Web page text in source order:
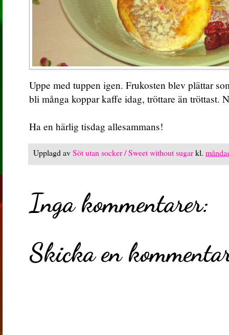
Uppe med tuppen igen. Frukosten blev plättar
bli många koppar kaffe idag, tröttare än tröttast.
Ha en härlig tisdag allesammans!
Upplagd avSöt utan socker / Sweet without sugarkl.
Inga kommentarer:
Skicka en